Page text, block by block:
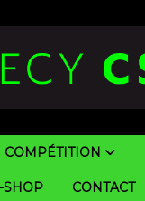
COMPÉTITION
SHOP CONTACT